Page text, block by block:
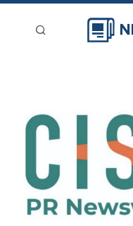
登入